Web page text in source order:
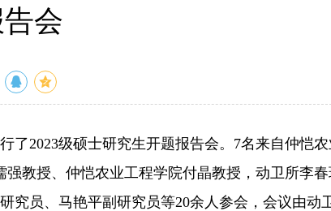
会
了2023级硕士研究生开题报告会。7名来自仲恺
教授、仲恺农业工程学院付晶教授，动卫所李
究员、马艳平副研究员等20余人参会，会议由动